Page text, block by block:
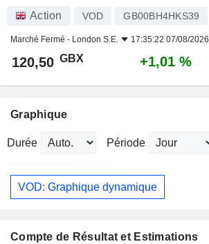
Action VOD GB00BH4HKS39
Marché Fermé - London S.E. 17:35:22 07/08/2026
120,50 GBX +1,01 %
Graphique
Durée Période
VOD: Graphique dynamique
Compte de Résultat et Estimations